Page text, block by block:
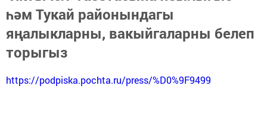
һәм Тукай районындагы
яңалыкларны, вакыйгаларны белеп
торыгыз
https://podpiska.pochta.ru/press/%D0%9F9499